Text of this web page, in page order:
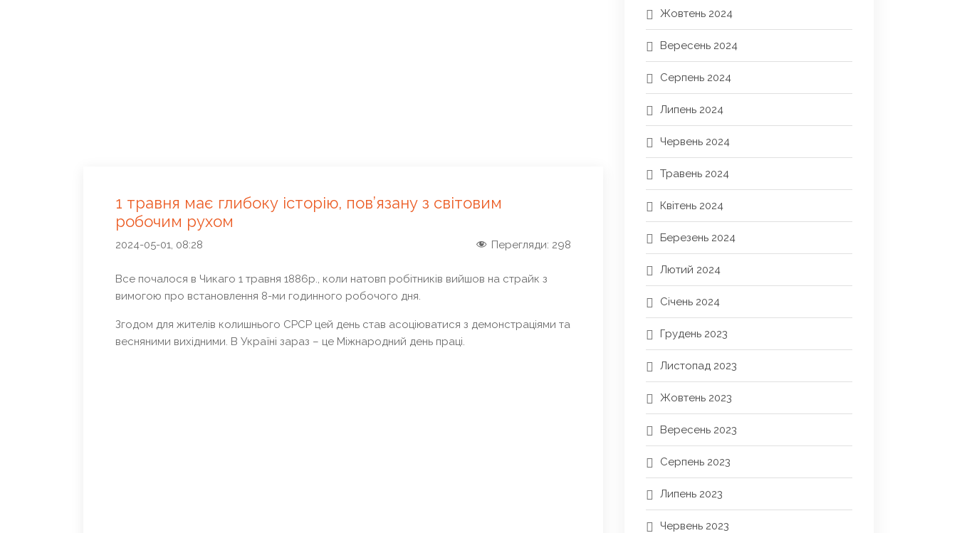
1 травня має глибоку історію, пов’язану з світовим
робочим рухом
2024-05-01, 08:28 Перегляди: 298
Все почалося в Чикаго 1 травня 1886р., коли натовп робітників вийшов на страйк з
вимогою про встановлення 8-ми годинного робочого дня.
Згодом для жителів колишнього СРСР цей день став асоціюватися з демонстраціями та
весняними вихідними. В Україні зараз – це Міжнародний день праці.
Жовтень 2024
Вересень 2024
Серпень 2024
Липень 2024
Червень 2024
Травень 2024
Квітень 2024
Березень 2024
Лютий 2024
Січень 2024
Грудень 2023
Листопад 2023
Жовтень 2023
Вересень 2023
Серпень 2023
Липень 2023
Червень 2023